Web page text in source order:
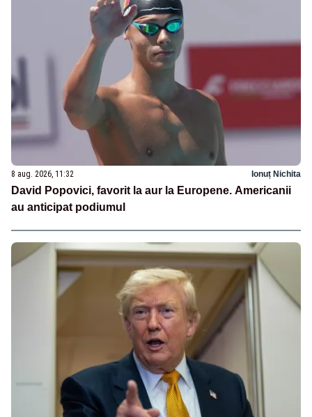
8 aug. 2026, 11:32 Ionuț Nichita
David Popovici, favorit la aur la Europene. Americanii
au anticipat podiumul